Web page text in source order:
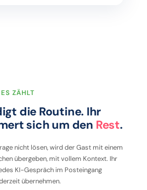
ZÄHLT
die Routine. Ihr
sich um den Rest.
nicht lösen, wird der Gast mit einem
übergeben, mit vollem Kontext. Ihr
KI-Gespräch im Posteingang
übernehmen.